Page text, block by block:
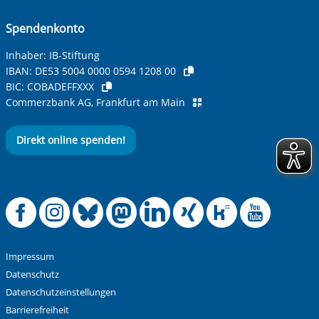
Spendenkonto
Inhaber: IB-Stiftung
IBAN: DE53 5004 0000 0594 1208 00
BIC: COBADEFFXXX
Commerzbank AG, Frankfurt am Main
Direkt online spenden!
Offizielle
Offizielle
Offizielle
Offizielle
Offizielle
Impressum
Datenschutz
Datenschutzeinstellungen
Barrierefreiheit